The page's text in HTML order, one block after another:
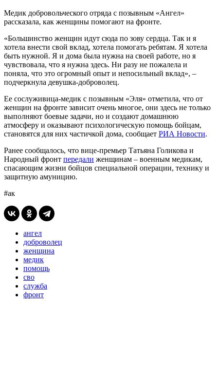
Медик добровольческого отряда с позывным «Ангел»
рассказала, как женщины помогают на фронте.
«Большинство женщин идут сюда по зову сердца. Так и я
хотела внести свой вклад, хотела помогать ребятам. Я хотела
быть нужной. Я и дома была нужна на своей работе, но я
чувствовала, что я нужна здесь. Ни разу не пожалела и
поняла, что это огромный опыт и непосильный вклад», –
подчеркнула девушка-доброволец.
Ее сослуживица-медик с позывным «Эля» отметила, что от
женщин на фронте зависит очень многое, они здесь не только
выполняют боевые задачи, но и создают домашнюю
атмосферу и оказывают психологическую помощь бойцам,
становятся для них частичкой дома, сообщает РИА Новости.
Ранее сообщалось, что вице-премьер Татьяна Голикова и
Народный фронт передали женщинам – военным медикам,
спасающим жизни бойцов специальной операции, технику и
защитную амуницию.
#ак
ангел
доброволец
женщина
медик
помощь
сво
служба
фронт